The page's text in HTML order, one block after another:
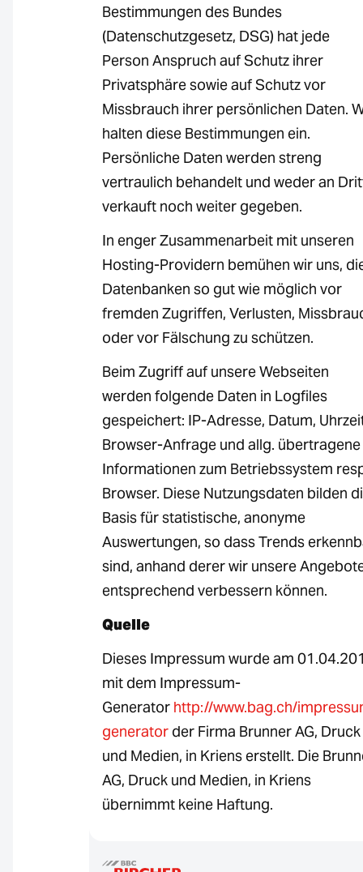
Bestimmungen des Bundes
(Datenschutzgesetz, DSG) hat jede
Person Anspruch auf Schutz ihrer
Privatsphäre sowie auf Schutz vor
Missbrauch ihrer persönlichen Daten.
halten diese Bestimmungen ein.
Persönliche Daten werden streng
vertraulich behandelt und weder an
verkauft noch weiter gegeben.
In enger Zusammenarbeit mit unseren
Hosting-Providern bemühen wir uns,
Datenbanken so gut wie möglich vor
fremden Zugriffen, Verlusten,
oder vor Fälschung zu schützen.
Beim Zugriff auf unsere Webseiten
werden folgende Daten in Logfiles
gespeichert: IP-Adresse, Datum,
Browser-Anfrage und allg. übertragene
Informationen zum Betriebssystem
Browser. Diese Nutzungsdaten bilden
Basis für statistische, anonyme
Auswertungen, so dass Trends
sind, anhand derer wir unsere
entsprechend verbessern können.
Quelle
Dieses Impressum wurde am
mit dem Impressum-
Generator http://www.bag.ch/
generator der Firma Brunner AG, Druck
und Medien, in Kriens erstellt. Die
AG, Druck und Medien, in Kriens
übernimmt keine Haftung.